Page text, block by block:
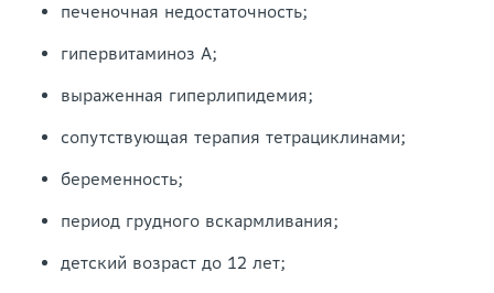
печеночная недостаточность;
гипервитаминоз А;
выраженная гиперлипидемия;
сопутствующая терапия тетрациклинами;
беременность;
период грудного вскармливания;
детский возраст до 12 лет;